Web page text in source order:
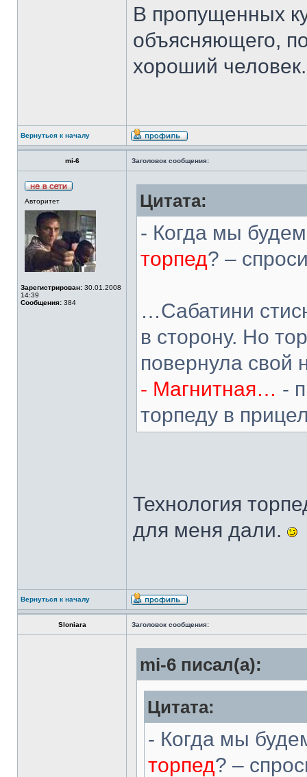
В пропущенных
объясняющего,
хороший человек.
Вернуться к началу
mi-6 Заголовок сообщения:
Авторитет
Зарегистрирован: 30.01.2008
14:39
Сообщения: 384
Цитата:
- Когда мы
торпед? –
…Сабатини
в сторону. Но
повернула свой
- Магнитная… -
торпеду в
Технология
для меня дали.
Вернуться к началу
Sloniara Заголовок сообщения:
mi-6 писал(а):
Цитата:
- Когда мы
торпед? –